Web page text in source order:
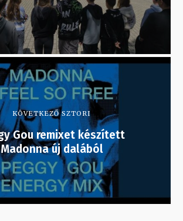
KÖVETKEZŐ SZTORI
Gou remixet készített
Madonna új dalából